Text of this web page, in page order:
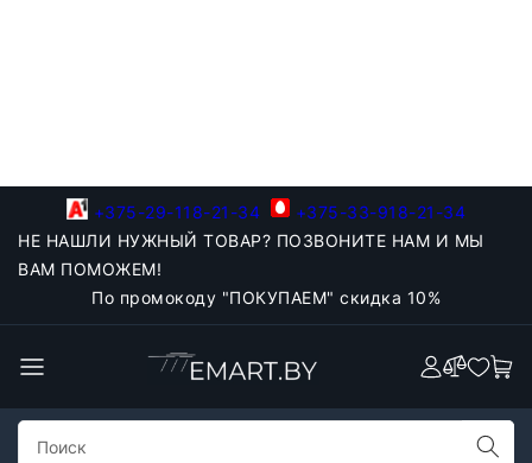
+375-29-118-21-34
+375-33-918-21-34
НЕ НАШЛИ НУЖНЫЙ ТОВАР? ПОЗВОНИТЕ НАМ И МЫ
ВАМ ПОМОЖЕМ!
По промокоду "ПОКУПАЕМ" скидка 10%